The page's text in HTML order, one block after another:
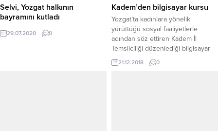
Selvi, Yozgat halkının
bayramını kutladı
29.07.2020 0
Kadem’den bilgisayar kursu
Yozgat’ta kadınlara yönelik
yürüttüğü sosyal faaliyetlerle
adından söz ettiren Kadem İl
Temsilciliği düzenlediği bilgisayar
operatörlüğü kursu ile genç
kadınlara çağımızın olmazsa
21.12.2018 0